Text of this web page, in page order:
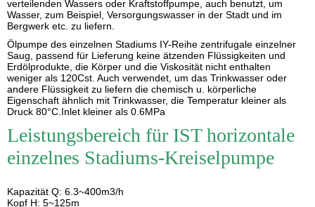
verteilenden Wassers oder Kraftstoffpumpe, auch benutzt, um
Wasser, zum Beispiel, Versorgungswasser in der Stadt und im
Bergwerk etc. zu liefern.
Ölpumpe des einzelnen Stadiums IY-Reihe zentrifugale einzelner
Saug, passend für Lieferung keine ätzenden Flüssigkeiten und
Erdölprodukte, die Körper und die Viskosität nicht enthalten
weniger als 120Cst. Auch verwendet, um das Trinkwasser oder
andere Flüssigkeit zu liefern die chemisch u. körperliche
Eigenschaft ähnlich mit Trinkwasser, die Temperatur kleiner als
Druck 80°C.Inlet kleiner als 0.6MPa
Leistungsbereich für IST horizontale
einzelnes Stadiums-Kreiselpumpe
Kapazität Q: 6.3~400m3/h
Kopf H: 5~125m